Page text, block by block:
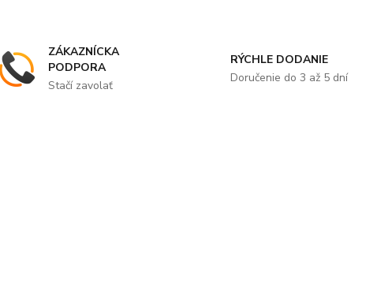
ZÁKAZNÍCKA
PODPORA
Stačí zavolať
RÝCHLE DODANIE
Doručenie do 3 až 5 dní